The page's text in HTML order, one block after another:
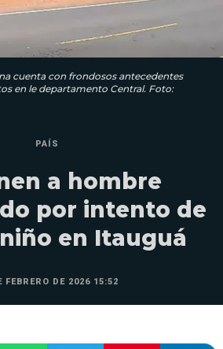
cuenta con frondosos antecedentes
en le departamento Central. Foto:
PAÍS
a hombre
por intento de
en Itauguá
FEBRERO DE 2026 15:52